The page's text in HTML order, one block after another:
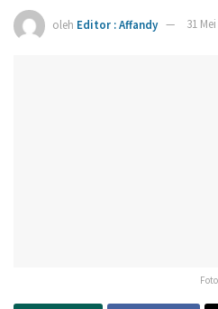
oleh Editor : Affandy 31